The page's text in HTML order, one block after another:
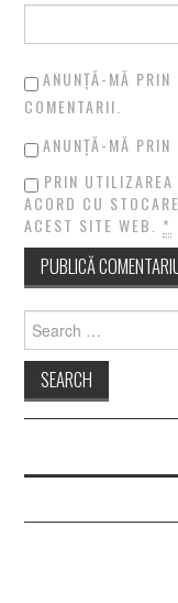
ANUNȚĂ-MĂ
COMENTARII.
ANUNȚĂ-MĂ PRIN
PRIN
ACORD CU
ACEST SITE WEB. *
Search
for: